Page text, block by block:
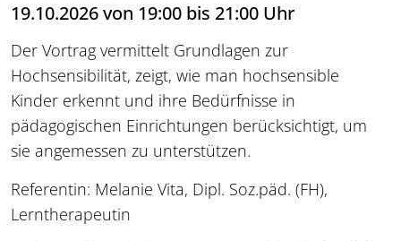
19.10.2026 von 19:00 bis 21:00 Uhr
Der Vortrag vermittelt Grundlagen zur
Hochsensibilität, zeigt, wie man hochsensible
Kinder erkennt und ihre Bedürfnisse in
pädagogischen Einrichtungen berücksichtigt, um
sie angemessen zu unterstützen.
Referentin: Melanie Vita, Dipl. Soz.päd. (FH),
Lerntherapeutin